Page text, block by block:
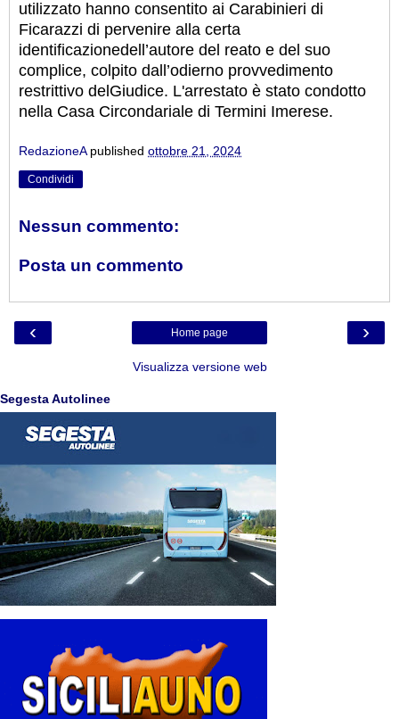
utilizzato hanno consentito ai Carabinieri di
Ficarazzi di pervenire alla certa
identificazionedell’autore del reato e del suo
complice, colpito dall’odierno provvedimento
restrittivo delGiudice. L'arrestato è stato condotto
nella Casa Circondariale di Termini Imerese.
RedazioneA published ottobre 21, 2024
Condividi
Nessun commento:
Posta un commento
‹ ›
Home page
Visualizza versione web
Segesta Autolinee